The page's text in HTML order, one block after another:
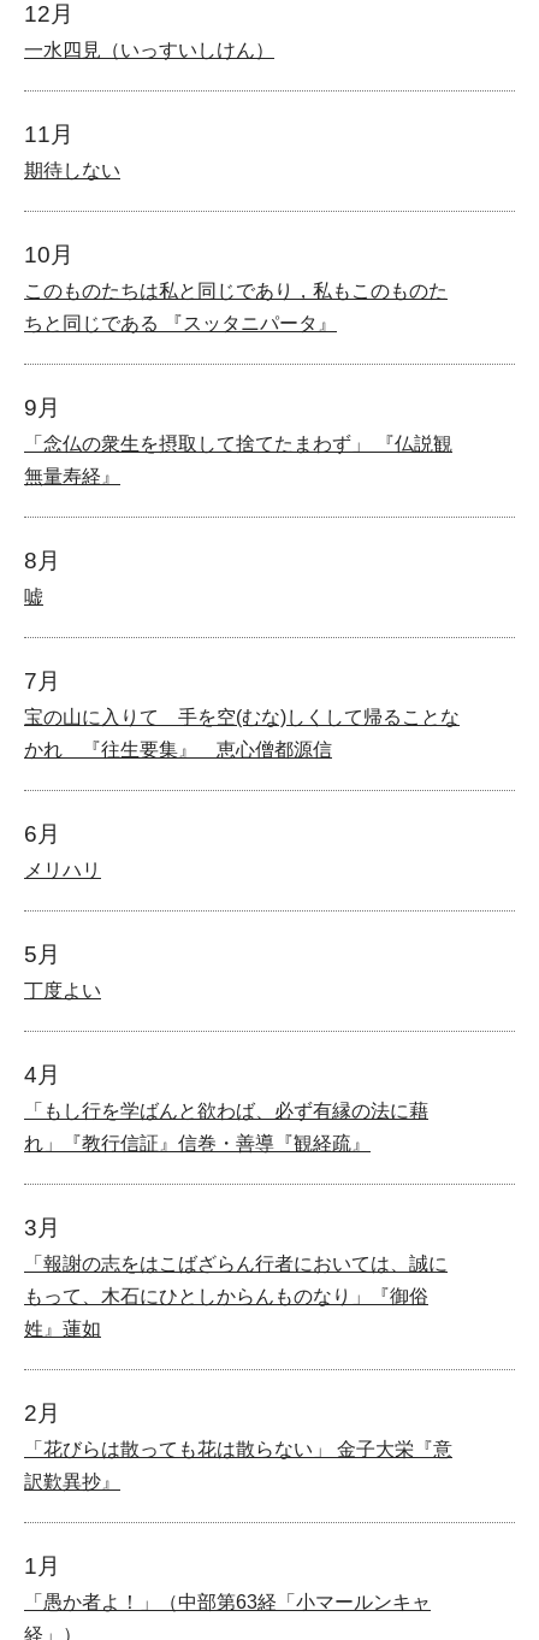
12月
一水四見（いっすいしけん）
11月
期待しない
10月
このものたちは私と同じであり，私もこのものた
ちと同じである 『スッタニパータ』
9月
「念仏の衆生を摂取して捨てたまわず」 『仏説観
無量寿経』
8月
嘘
7月
宝の山に入りて 手を空(むな)しくして帰ることな
かれ 『往生要集』 恵心僧都源信
6月
メリハリ
5月
丁度よい
4月
「もし行を学ばんと欲わば、必ず有縁の法に藉
れ」『教行信証』信巻・善導『観経疏』
3月
「報謝の志をはこばざらん行者においては、誠に
もって、木石にひとしからんものなり」『御俗
姓』蓮如
2月
「花びらは散っても花は散らない」 金子大栄『意
訳歎異抄』
1月
「愚か者よ！」（中部第63経「小マールンキャ
経」）